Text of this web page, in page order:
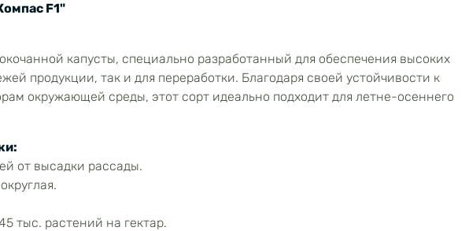
F1"
капусты, специально разработанный для обеспечения высоких
продукции, так и для переработки. Благодаря своей устойчивости к
окружающей среды, этот сорт идеально подходит для летне-осеннего
от высадки рассады.
тыс. растений на гектар.